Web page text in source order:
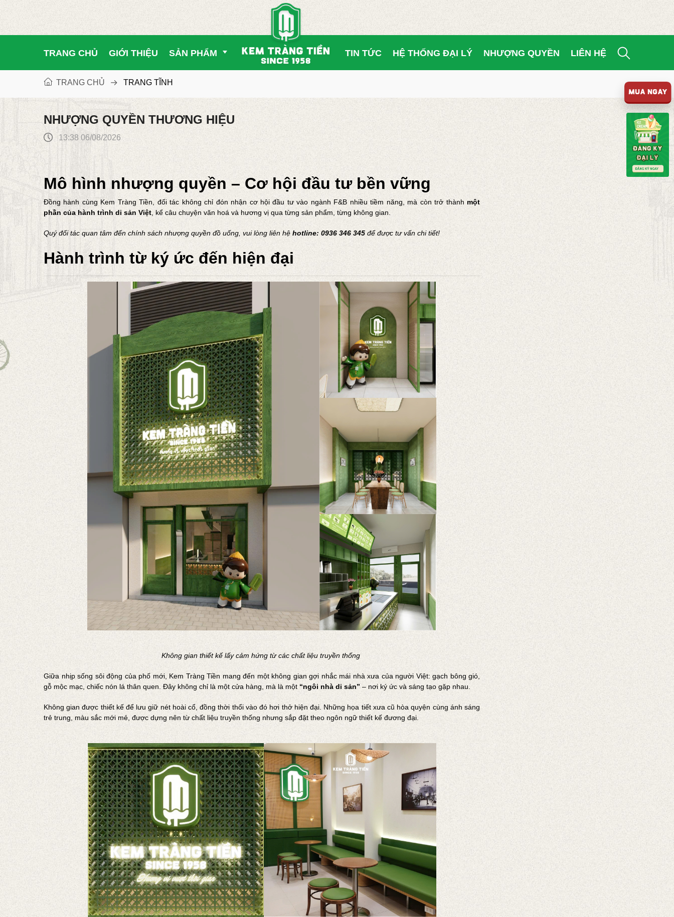
TRANG CHỦ GIỚI THIỆU SẢN PHẨM TIN TỨC HỆ THỐNG ĐẠI LÝ NHƯỢNG QUYỀN LIÊN HỆ
TRANG CHỦ TRANG TĨNH
NHƯỢNG QUYỀN THƯƠNG HIỆU
13:38 06/08/2026
Mô hình nhượng quyền – Cơ hội đầu tư bền vững
Đồng hành cùng Kem Tràng Tiền, đối tác không chỉ đón nhận cơ hội đầu tư vào ngành F&B nhiều tiềm năng, mà còn trở thành một
phần của hành trình di sản Việt , kể câu chuyện văn hoá và hương vị qua từng sản phẩm, từng không gian.
Quý đối tác quan tâm đến chính sách nhượng quyền đồ uống, vui lòng liên hệ hotline: 0936 346 345 để được tư vấn chi tiết!
Hành trình từ ký ức đến hiện đại
Không gian thiết kế lấy cảm hứng từ các chất liệu truyền thống
Giữa nhịp sống sôi động của phố mới, Kem Tràng Tiền mang đến một không gian gợi nhắc mái nhà xưa của người Việt: gạch bông gió,
gỗ mộc mạc, chiếc nón lá thân quen. Đây không chỉ là một cửa hàng, mà là một “ngôi nhà di sản” – nơi ký ức và sáng tạo gặp nhau.
Không gian được thiết kế để lưu giữ nét hoài cổ, đồng thời thổi vào đó hơi thở hiện đại. Những họa tiết xưa cũ hòa quyện cùng ánh sáng
trẻ trung, màu sắc mới mẻ, được dựng nên từ chất liệu truyền thống nhưng sắp đặt theo ngôn ngữ thiết kế đương đại.
MUA NGAY